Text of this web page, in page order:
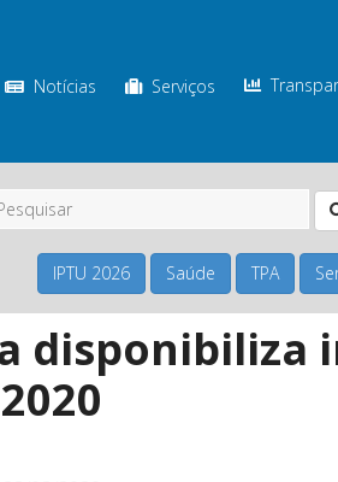
Notícias Serviços
IPTU 2026 Saúde TPA
disponibiliza